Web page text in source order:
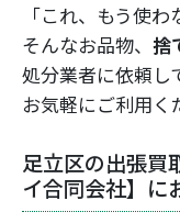
「これ、もう使
そんなお品物、 捨
処分業者に依頼し
お気軽にご利用く
足立区の出張
イ合同会社】に